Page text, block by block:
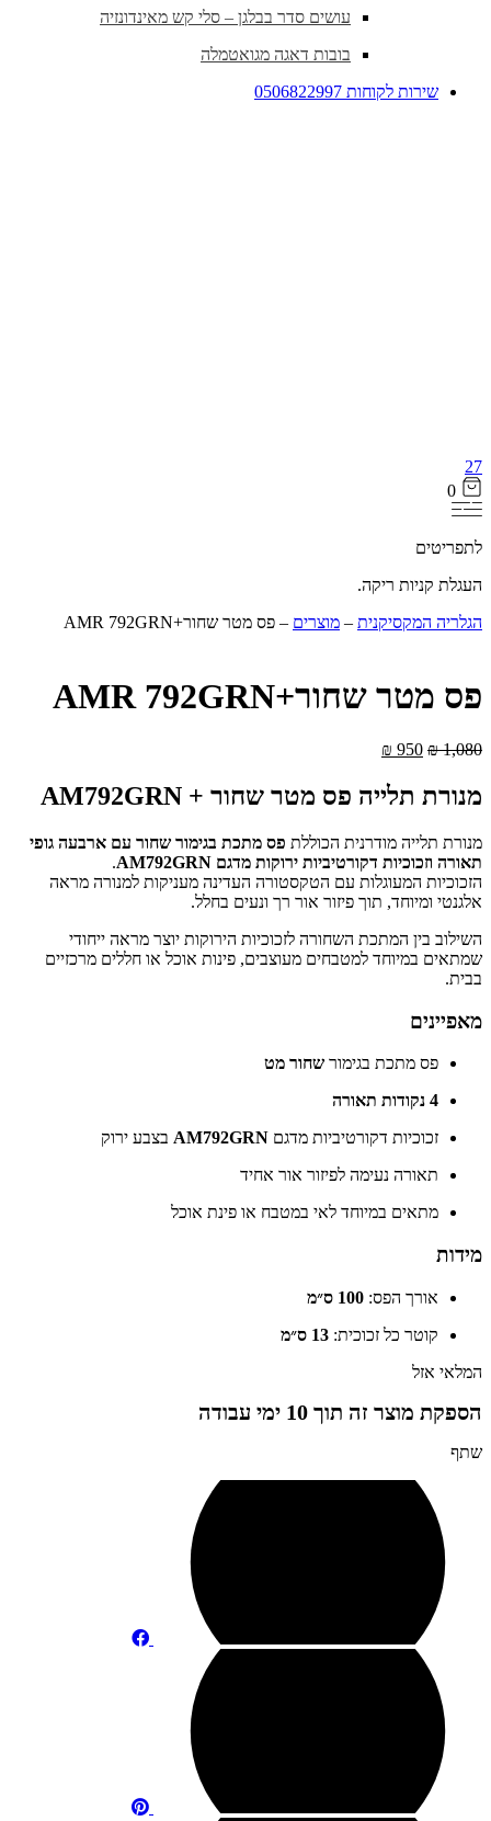
עושים סדר בבלגן – סלי קש מאינדונזיה
בובות דאגה מגואטמלה
שירות לקוחות 0506822997
27
0
לתפריטים
העגלת קניות ריקה.
הגלריה המקסיקנית ‒ מוצרים ‒ פס מטר שחור+AMR 792GRN
פס מטר שחור+AMR 792GRN
₪1,080
₪ 950
מנורת תלייה פס מטר שחור + AM792GRN
מנורת תלייה מודרנית הכוללת פס מתכת בגימור שחור עם ארבעה גופי
תאורה וזכוכיות דקורטיביות ירוקות מדגם AM792GRN
.
הזכוכיות המעוגלות עם הטקסטורה העדינה מעניקות למנורה מראה
אלגנטי ומיוחד, תוך פיזור אור רך ונעים בחלל.
השילוב בין המתכת השחורה לזכוכיות הירוקות יוצר מראה ייחודי
שמתאים במיוחד למטבחים מעוצבים, פינות אוכל או חללים מרכזיים
בבית.
מאפיינים
פס מתכת בגימור שחור מט
4 נקודות תאורה
זכוכיות דקורטיביות מדגם AM792GRN בצבע ירוק
תאורה נעימה לפיזור אור אחיד
מתאים במיוחד לאי במטבח או פינת אוכל
מידות
אורך הפס: 100 ס״מ
קוטר כל זכוכית: 13 ס״מ
המלאי אזל
הספקת מוצר זה תוך 10 ימי עבודה
שתף